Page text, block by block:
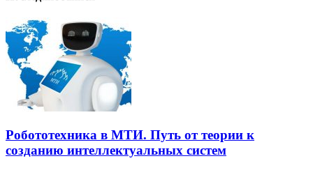
Робототехника в МТИ. Путь от теории к
созданию интеллектуальных систем